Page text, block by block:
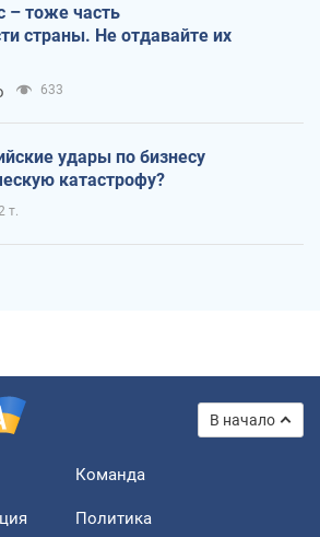
– тоже часть
страны. Не отдавайте их
633
удары по бизнесу
катастрофу?
т.
В начало
Команда
Политика